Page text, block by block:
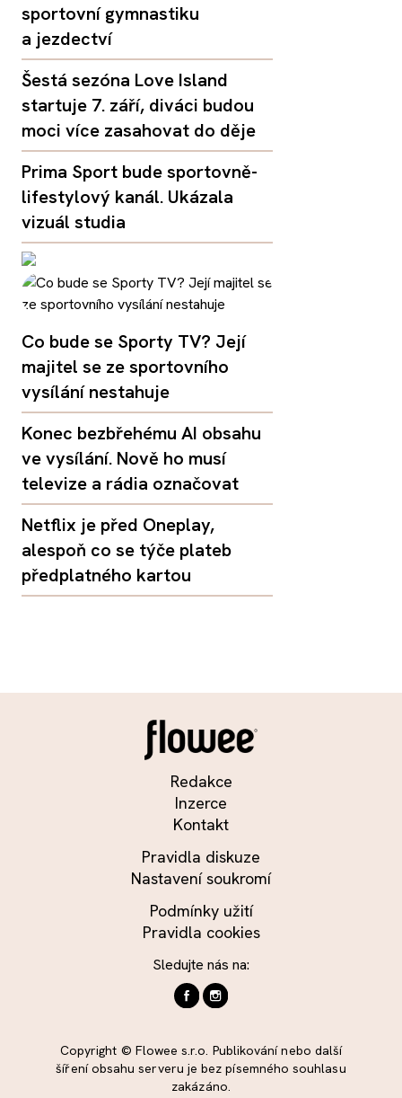
sportovní gymnastiku
a jezdectví
Šestá sezóna Love Island
startuje 7. září, diváci budou
moci více zasahovat do děje
Prima Sport bude sportovně-
lifestylový kanál. Ukázala
vizuál studia
Co bude se Sporty TV? Její
majitel se ze sportovního
vysílání nestahuje
Konec bezbřehému AI obsahu
ve vysílání. Nově ho musí
televize a rádia označovat
Netflix je před Oneplay,
alespoň co se týče plateb
předplatného kartou
Redakce
Inzerce
Kontakt
Pravidla diskuze
Nastavení soukromí
Podmínky užití
Pravidla cookies
Sledujte nás na:
Copyright © Flowee s.r.o. Publikování nebo další
šíření obsahu serveru je bez písemného souhlasu
zakázáno.